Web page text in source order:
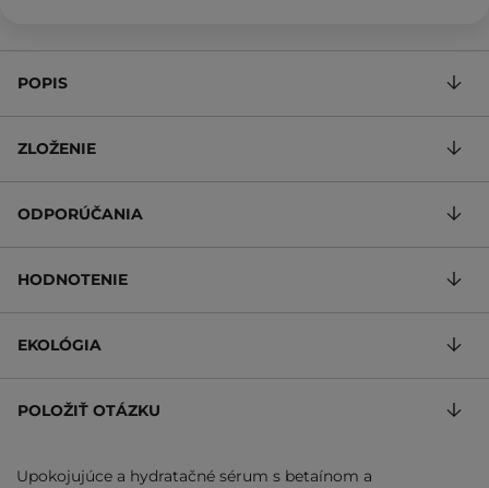
POPIS
ZLOŽENIE
ODPORÚČANIA
HODNOTENIE
EKOLÓGIA
POLOŽIŤ OTÁZKU
Upokojujúce a hydratačné sérum s betaínom a